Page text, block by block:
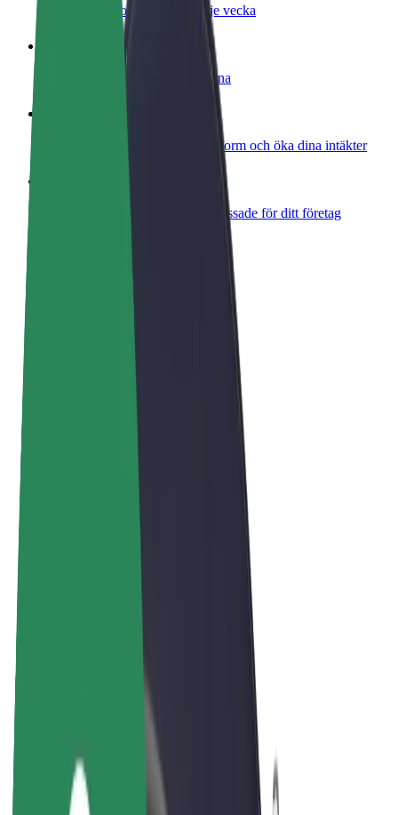
Leverera mat och få betalt varje vecka
Lägg till restaurang eller butik
Nå fler kunder och öka intäkterna
Lägg till ditt åkeri på Bolts plattform och öka dina intäkter
Bolts produkter och tjänster anpassade för ditt företag
Förare
Förares intäkter